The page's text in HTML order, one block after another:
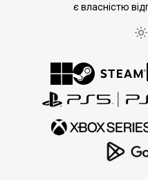
є власністю